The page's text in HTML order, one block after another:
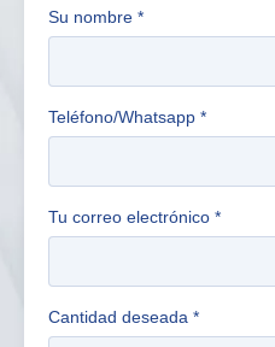
Su nombre *
Teléfono/Whatsapp *
Tu correo electrónico *
Cantidad deseada *